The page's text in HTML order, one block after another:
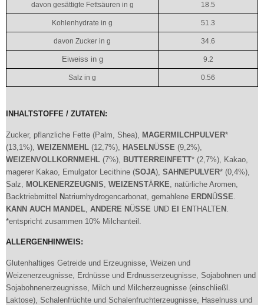
davon gesättigte Fettsäuren in g 18.5
Kohlenhydrate in g 51.3
davon Zucker in g 34.6
Eiweiss in g 9.2
Salz in g 0.56
INHALTSTOFFE / ZUTATEN:
Zucker, pflanzliche Fette (Palm, Shea), MAGERMILCHPULVER*
(13,1%), WEI ZE N MEHL (12,7%), HASELN ÜSSE (9,2%),
WEI ZE NVOLLKORN MEHL (7%), BUTTERREI N FETT* (2,7%), Kakao,
magerer Kakao, Emulgator Lecithine (SOJA), SAH N EPULVER* (0,4%),
Salz, MOLKE N ERZEUGN IS, WEI ZE NSTÄRKE, natürliche Aromen,
Backtriebmittel Natriumhydrogencarbonat, gemahlene ERDN ÜSSE.
KAN N AUCH MAN DEL, AN DERE N ÜSSE UN D EI E NTHALTE N .
*entspricht zusammen 10% Milchanteil.
ALLERGENHINWEIS:
Glutenhaltiges Getreide und Erzeugnisse, Weizen und
Weizenerzeugnisse, Erdnüsse und Erdnusserzeugnisse, Sojabohnen und
Sojabohnenerzeugnisse, Milch und Milcherzeugnisse (einschließl.
Laktose), Schalenfrüchte und Schalenfruchterzeugnisse, Haselnuss und